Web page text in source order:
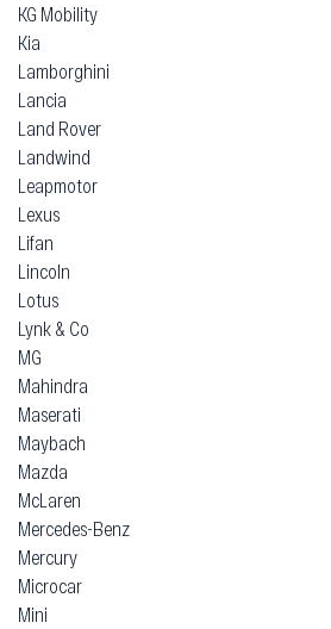
KG Mobility
Kia
Lamborghini
Lancia
Land Rover
Landwind
Leapmotor
Lexus
Lifan
Lincoln
Lotus
Lynk & Co
MG
Mahindra
Maserati
Maybach
Mazda
McLaren
Mercedes-Benz
Mercury
Microcar
Mini